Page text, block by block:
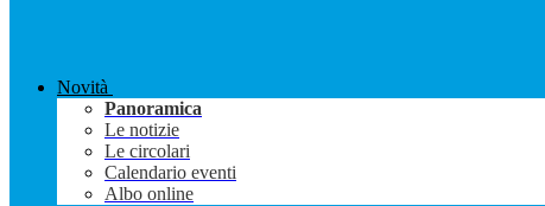
Novità
Panoramica
Le notizie
Le circolari
Calendario eventi
Albo online